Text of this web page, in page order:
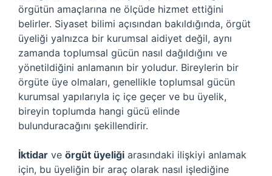
örgütün amaçlarına ne ölçüde hizmet ettiğini
belirler. Siyaset bilimi açısından bakıldığında, örgüt
üyeliği yalnızca bir kurumsal aidiyet değil, aynı
zamanda toplumsal gücün nasıl dağıldığını ve
yönetildiğini anlamanın bir yoludur. Bireylerin bir
örgüte üye olmaları, genellikle toplumsal gücün
kurumsal yapılarıyla iç içe geçer ve bu üyelik,
bireyin toplumda hangi gücü elinde
bulunduracağını şekillendirir.
İktidar ve örgüt üyeliği arasındaki ilişkiyi anlamak
için, bu üyeliğin bir araç olarak nasıl işlediğine